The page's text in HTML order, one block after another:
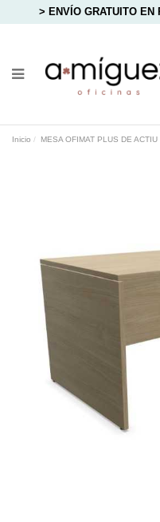
> ENVÍO GRATUITO EN
Inicio MESA OFIMAT PLUS DE ACTIU